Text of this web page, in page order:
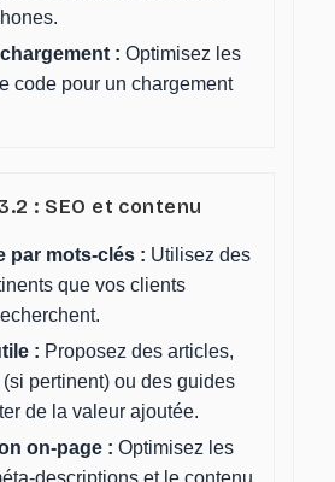
: Optimisez les
code pour un chargement
: SEO et contenu
par mots-clés : Utilisez des
que vos clients
: Proposez des articles,
pertinent) ou des guides
de la valeur ajoutée.
on-page : Optimisez les
descriptions et le contenu